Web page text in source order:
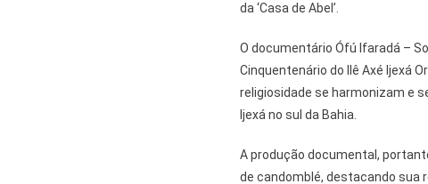
da ‘Casa de Abel’.
O documentário Ófú Ifaradá –
Cinquentenário do Ilê Axé Ijexá
religiosidade se harmonizam e
Ijexá no sul da Bahia.
A produção documental,
de candomblé, destacando sua